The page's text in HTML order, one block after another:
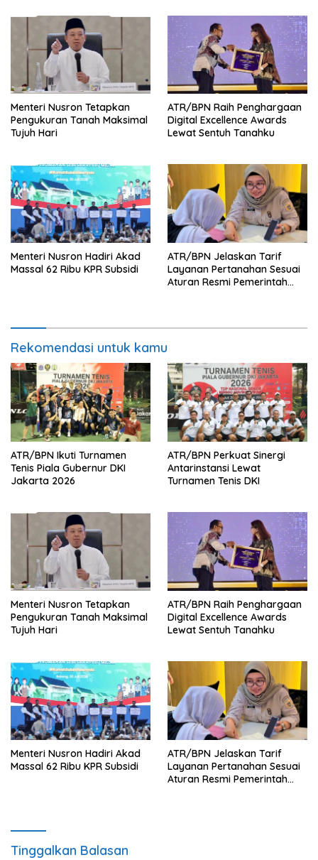
Menteri Nusron Tetapkan
Pengukuran Tanah Maksimal
Tujuh Hari
ATR/BPN Raih Penghargaan
Digital Excellence Awards
Lewat Sentuh Tanahku
Menteri Nusron Hadiri Akad
Massal 62 Ribu KPR Subsidi
ATR/BPN Jelaskan Tarif
Layanan Pertanahan Sesuai
Aturan Resmi Pemerintah
Rekomendasi untuk kamu
ATR/BPN Ikuti Turnamen
Tenis Piala Gubernur DKI
Jakarta 2026
ATR/BPN Perkuat Sinergi
Antarinstansi Lewat
Turnamen Tenis DKI
Menteri Nusron Tetapkan
Pengukuran Tanah Maksimal
Tujuh Hari
ATR/BPN Raih Penghargaan
Digital Excellence Awards
Lewat Sentuh Tanahku
Menteri Nusron Hadiri Akad
Massal 62 Ribu KPR Subsidi
ATR/BPN Jelaskan Tarif
Layanan Pertanahan Sesuai
Aturan Resmi Pemerintah
Tinggalkan Balasan